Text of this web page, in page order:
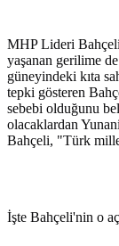
MHP Lideri
yaşanan gerilime
güneyindeki kıta
tepki gösteren
sebebi olduğunu
olacaklardan
Bahçeli, "Türk
İşte Bahçeli'nin o